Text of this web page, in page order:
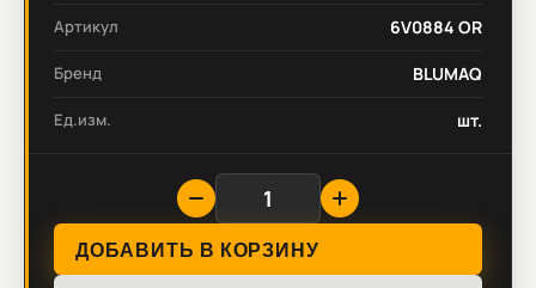
Артикул 6V0884 OR
Бренд BLUMAQ
Ед.изм. шт.
ДОБАВИТЬ В КОРЗИНУ